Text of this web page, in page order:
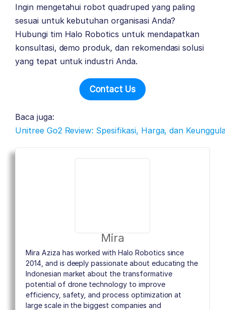
Ingin mengetahui robot quadruped yang paling
sesuai untuk kebutuhan organisasi Anda?
Hubungi tim Halo Robotics untuk mendapatkan
konsultasi, demo produk, dan rekomendasi solusi
yang tepat untuk industri Anda.
Contact Us
Baca juga:
Unitree Go2 Review: Spesifikasi, Harga, dan
Mira
Mira Aziza has worked with Halo Robotics since
2014, and is deeply passionate about educating the
Indonesian market about the transformative
potential of drone technology to improve
efficiency, safety, and process optimization at
large scale in the biggest companies and